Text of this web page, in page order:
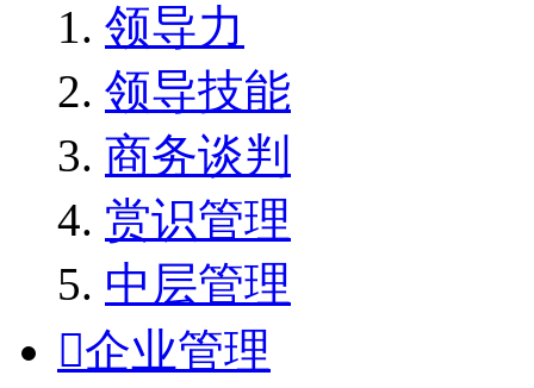
领导力
领导技能
商务谈判
赏识管理
中层管理
企业管理